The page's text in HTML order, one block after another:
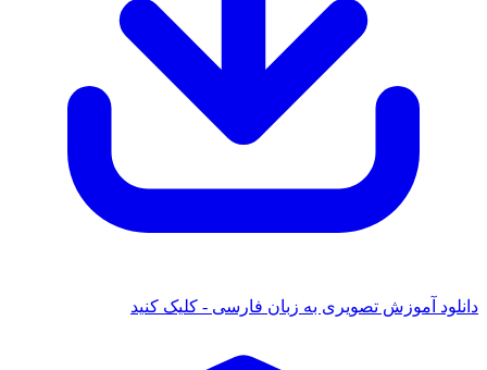
دانلود آموزش تصویری به زبان فارسی - کلیک کنید